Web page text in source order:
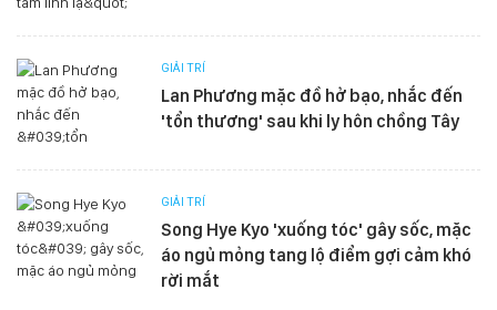
GIẢI TRÍ
Lan Phương mặc đồ hở bạo, nhắc đến
'tổn thương' sau khi ly hôn chồng Tây
GIẢI TRÍ
Song Hye Kyo 'xuống tóc' gây sốc, mặc
áo ngủ mỏng tang lộ điểm gợi cảm khó
rời mắt